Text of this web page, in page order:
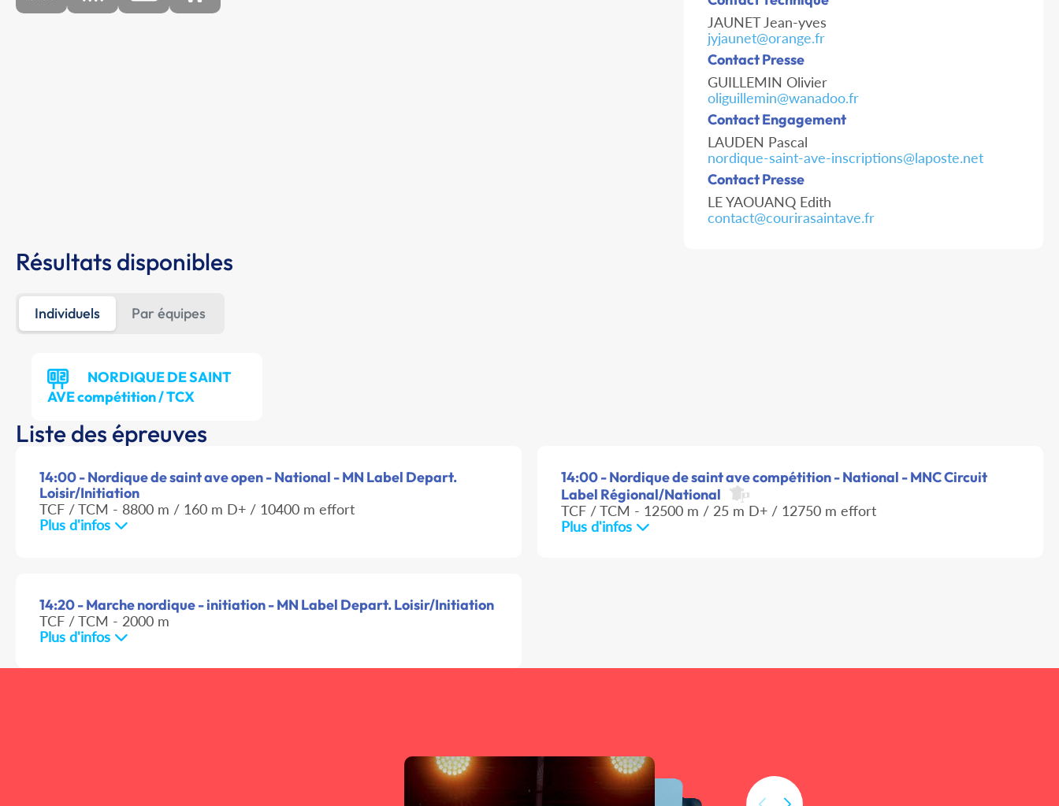
JAUNET Jean-yves
jyjaunet@orange.fr
Contact Presse
GUILLEMIN Olivier
oliguillemin@wanadoo.fr
Contact Engagement
LAUDEN Pascal
nordique-saint-ave-inscriptions@laposte.net
Contact Presse
LE YAOUANQ Edith
contact@courirasaintave.fr
Résultats disponibles
Individuels Par équipes
NORDIQUE DE SAINT
AVE compétition / TCX
Liste des épreuves
14:00 - Nordique de saint ave open - National - MN Label Depart.
Loisir/Initiation
TCF / TCM - 8800 m / 160 m D+ / 10400 m effort
Plus d'infos
14:00 - Nordique de saint ave compétition - National - MNC Circuit
Label Régional/National
TCF / TCM - 12500 m / 25 m D+ / 12750 m effort
Plus d'infos
14:20 - Marche nordique - initiation - MN Label Depart. Loisir/Initiation
TCF / TCM - 2000 m
Plus d'infos